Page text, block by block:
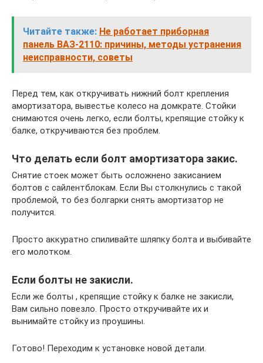
Читайте также: Не работает приборная
панель ВАЗ-2110: причины, методы устранения
неисправности, советы
Перед тем, как откручивать нижний болт крепления
амортизатора, вывестье колесо на домкрате. Стойки
снимаются очень легко, если болты, крепящие стойку к
балке, откручиваются без проблем.
Что делать если болт амортизатора закис.
Снятие стоек может быть осложнено закисанием
болтов с сайлентблокам. Если Вы столкнулись с такой
проблемой, то без болгарки снять амортизатор не
получится.
Просто аккуратно спиливайте шляпку болта и выбивайте
его молотком.
Если болты не закисли.
Если же болты , крепящие стойку к балке не закисли,
Вам сильно повезло. Просто откручивайте их и
вынимайте стойку из проушины.
Готово! Переходим к установке новой детали.